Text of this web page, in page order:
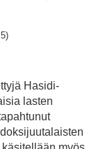
Hasidi-
lasten